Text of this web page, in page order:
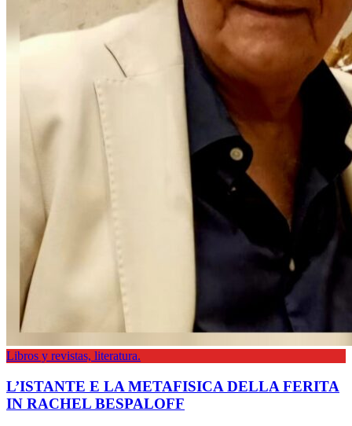
Libros y revistas, literatura.
L’ISTANTE E LA METAFISICA DELLA FERITA
IN RACHEL BESPALOFF